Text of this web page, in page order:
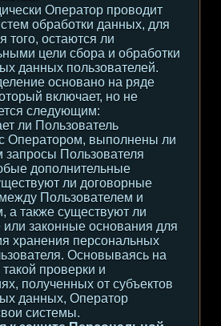
Оператор проводит
обработки данных, для
того, остаются ли
цели сбора и обработки
данных пользователей.
основано на ряде
включает, но не
следующим:
ли Пользователь
Оператором, выполнены ли
запросы Пользователя
дополнительные
ли договорные
Пользователем и
а также существуют ли
законные основания для
хранения персональных
Основываясь на
такой проверки и
полученных от субъектов
данных, Оператор
системы.